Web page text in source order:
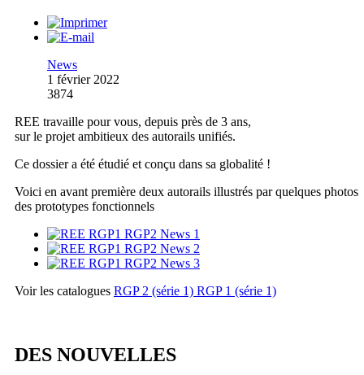
News
1 février 2022
3874
REE travaille pour vous, depuis près de 3 ans,
sur le projet ambitieux des autorails unifiés.
Ce dossier a été étudié et conçu dans sa globalité !
Voici en avant première deux autorails illustrés par quelques photos
des prototypes fonctionnels
Voir les catalogues RGP 2 (série 1) RGP 1 (série 1)
DES NOUVELLES